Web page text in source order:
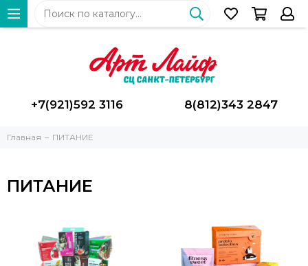
+7(921)592 3116 8(812)343 2847
Главная ПИТАНИЕ
ПИТАНИЕ